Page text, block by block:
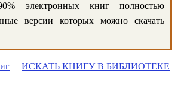
электронных книг полностью
версии которых можно скачать
ИСКАТЬ КНИГУ В БИБЛИОТЕКЕ